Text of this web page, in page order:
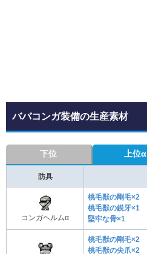
ババコンガ装備の生産素材
下位 上位α
防具
コンガヘルムα
桃毛獣の剛毛×2
桃毛獣の鋭牙×1
堅牢な骨×1
桃毛獣の剛毛×2
桃毛獣の尖爪×2